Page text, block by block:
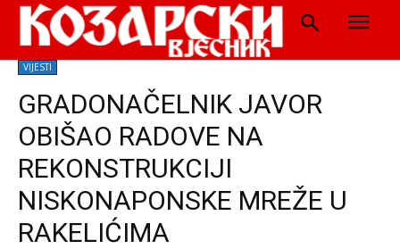
VIJESTI
GRADONAČELNIK JAVOR
OBIŠAO RADOVE NA
REKONSTRUKCIJI
NISKONAPONSKE MREŽE U
RAKELIĆIMA